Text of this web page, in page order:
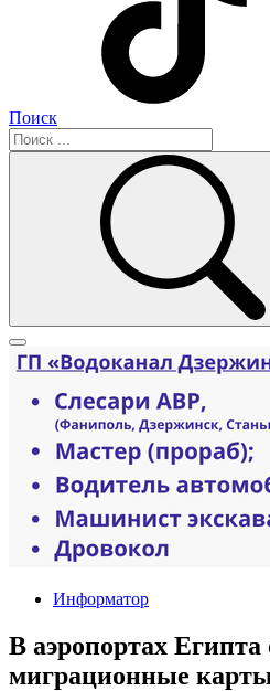
Поиск
Информатор
В аэропортах Египта
миграционные